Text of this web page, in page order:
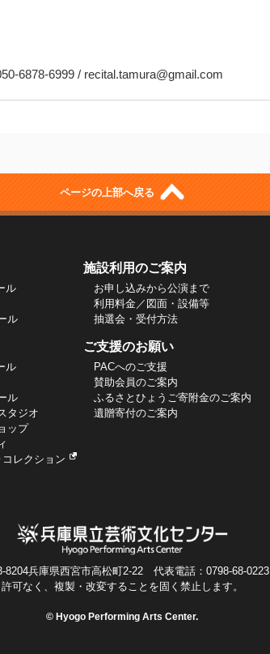
6878-6999 / recital.tamura@gmail.com
ページの上部へ戻る
ル
ル
ル
ル
タジオ
ップ
レクション
施設利用のご案内
お申し込みから公演まで
利用料金／図面・設備等
抽選会・受付方法
ご支援のお願い
PACへのご支援
賛助会員のご案内
ふるさとひょうご寄附金のご案内
遺贈寄付のご案内
8204兵庫県西宮市高松町2-22 代表電話：0798-68-0223
許可なく、複製・改変することを固く禁止します。
© Hyogo Performing Arts Center.